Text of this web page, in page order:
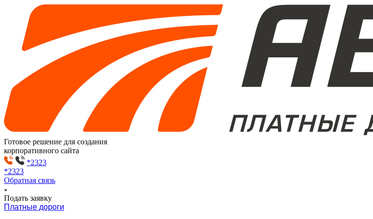
Готовое решение для создания
корпоративного сайта
*2323
*2323
Обратная связь
Подать заявку
Платные дороги